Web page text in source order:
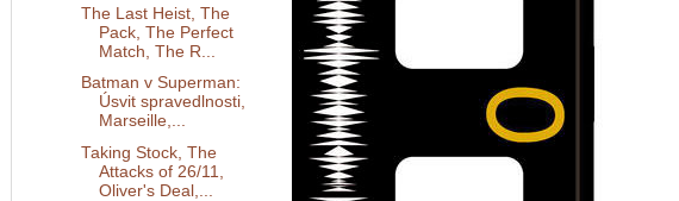
The Last Heist, The
Pack, The Perfect
Match, The R...
Batman v Superman:
Úsvit spravedlnosti,
Marseille,...
Taking Stock, The
Attacks of 26/11,
Oliver's Deal,...